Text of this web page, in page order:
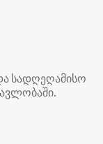
სადღეღამისო